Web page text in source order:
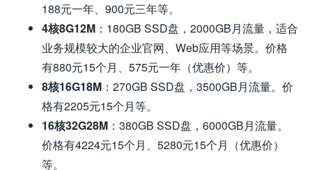
188元一年、900元三年等。
4核8G12M ：180GB SSD盘，2000GB月流量，适合
业务规模较大的企业官网、Web应用等场景。价格
有880元15个月、575元一年（优惠价）等。
8核16G18M ：270GB SSD盘，3500GB月流量。价
格有2205元15个月等。
16核32G28M ：380GB SSD盘，6000GB月流量。
价格有4224元15个月、5280元15个月（优惠价）
等。